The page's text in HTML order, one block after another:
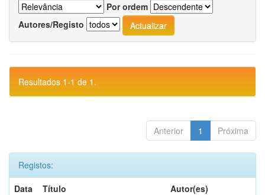
Por ordem
Autores/Registo
Resultados 1-1 de 1.
Anterior 1 Próxima
Registos:
Data
Título
Autor(es)